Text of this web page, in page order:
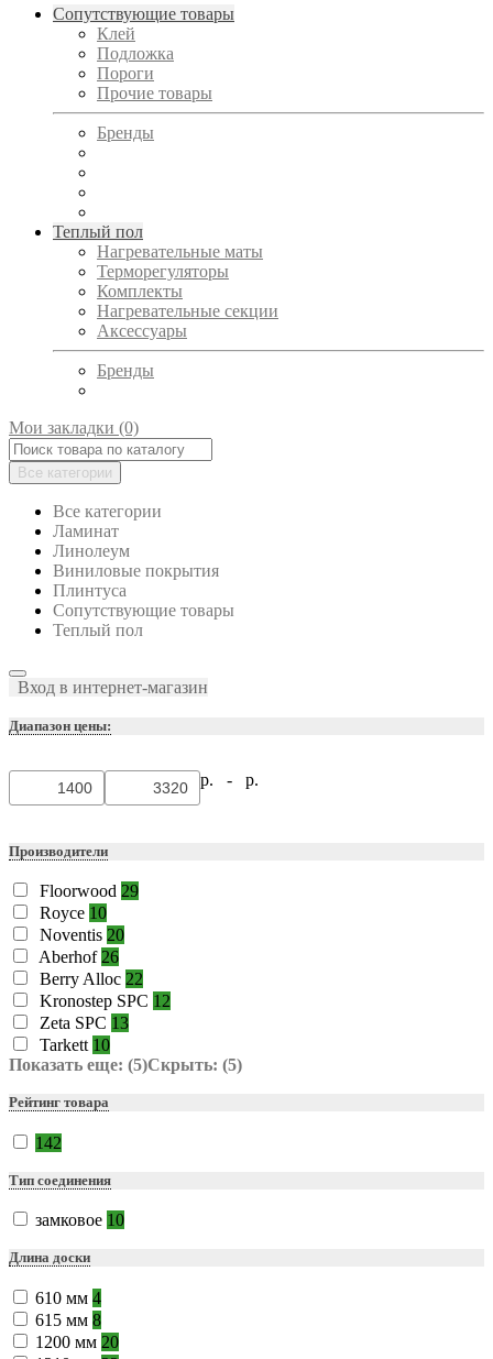
Сопутствующие товары
Клей
Подложка
Пороги
Прочие товары
Бренды
Теплый пол
Нагревательные маты
Терморегуляторы
Комплекты
Нагревательные секции
Аксессуары
Бренды
Мои закладки (0)
Все категории
Все категории
Ламинат
Линолеум
Виниловые покрытия
Плинтуса
Сопутствующие товары
Теплый пол
Вход в интернет-магазин
Диапазон цены:
р. - р.
Производители
Floorwood 29
Royce 10
Noventis 20
Aberhof 26
Berry Alloc 22
Kronostep SPC 12
Zeta SPC 13
Tarkett 10
Показать еще: (5)Скрыть: (5)
Рейтинг товара
142
Тип соединения
замковое 10
Длина доски
610 мм 4
615 мм 8
1200 мм 20